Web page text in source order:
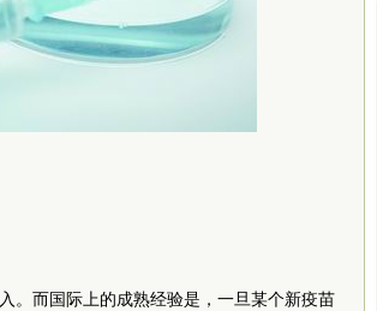
。而国际上的成熟经验是，一旦某个新疫苗